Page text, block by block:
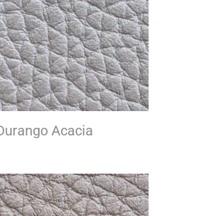
Acacia